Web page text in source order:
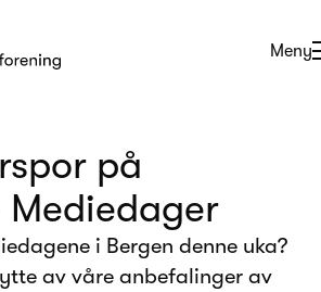
Åpne
Meny
på
Mediedager
i Bergen denne uka?
av våre anbefalinger av